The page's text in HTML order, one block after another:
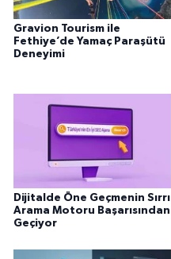
Gravion Tourism ile
Fethiye’de Yamaç Paraşütü
Deneyimi
Dijitalde Öne Geçmenin Sırrı
Arama Motoru Başarısından
Geçiyor